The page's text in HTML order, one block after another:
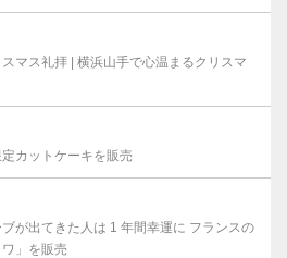
マス礼拝 | 横浜山手で心温まるクリスマ
カットケーキを販売
が出てきた人は 1 年間幸運に フランスの
」を販売